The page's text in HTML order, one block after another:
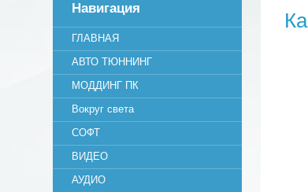
Навигация
ГЛАВНАЯ
АВТО ТЮННИНГ
МОДДИНГ ПК
Вокруг света
СОФТ
ВИДЕО
АУДИО